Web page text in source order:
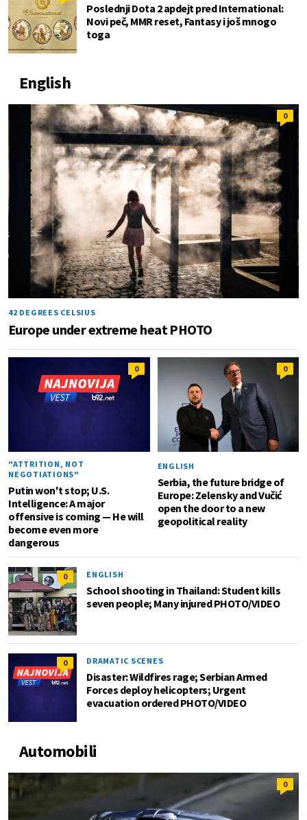
Poslednji Dota 2 apdejt pred International:
Novi peč, MMR reset, Fantasy i još mnogo
toga
English
0
42 DEGREES CELSIUS
Europe under extreme heat PHOTO
0
"ATTRITION, NOT
NEGOTIATIONS"
Putin won't stop; U.S.
Intelligence: A major
offensive is coming — He will
become even more
dangerous
0
ENGLISH
Serbia, the future bridge of
Europe: Zelensky and Vučić
open the door to a new
geopolitical reality
0 ENGLISH
School shooting in Thailand: Student kills
seven people; Many injured PHOTO/VIDEO
0 DRAMATIC SCENES
Disaster: Wildfires rage; Serbian Armed
Forces deploy helicopters; Urgent
evacuation ordered PHOTO/VIDEO
Automobili
0